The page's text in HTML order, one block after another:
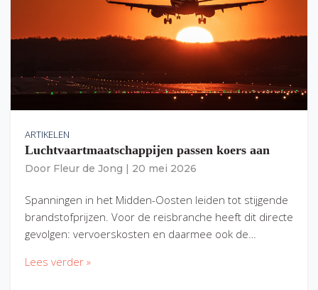
ARTIKELEN
Luchtvaartmaatschappijen passen koers aan
Door Fleur de Jong 20 mei 2026
Spanningen in het Midden-Oosten leiden tot stijgende
brandstofprijzen. Voor de reisbranche heeft dit directe
gevolgen: vervoerskosten en daarmee ook de…
Lees verder »